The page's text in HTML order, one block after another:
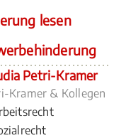
lesen
Petri-Kramer
Kramer & Kollegen